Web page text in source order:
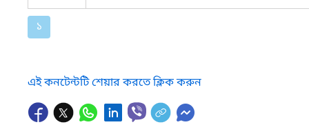
১
এই কনটেন্টটি শেয়ার করতে ক্লিক করুন